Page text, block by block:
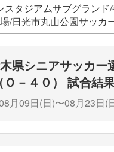
スタジアムサブグランド
/日光市丸山公園サッカ
県シニアサッカー
（Ｏ－４０） 試合結
月09日(日)〜08月23日(